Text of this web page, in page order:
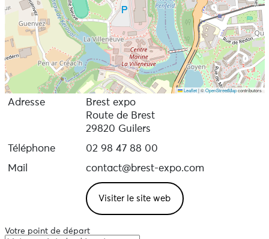
Leaflet |©OpenStreetMapcontributors
Adresse
Brest expo
Route de Brest
29820 Guilers
Téléphone
02 98 47 88 00
Mail
contact@brest-expo.com
Visiter le site web
Votre point de départ